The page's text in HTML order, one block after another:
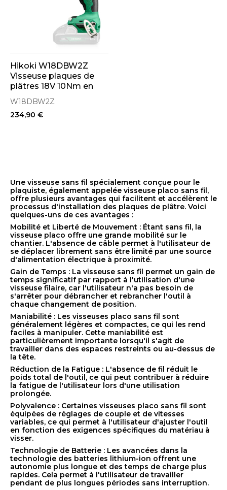
Hikoki W18DBW2Z
Visseuse plaques de
plâtres 18V 10Nm en
coffret HitCase
(Machine seule)
W18DBW2Z
234,90 €
Une visseuse sans fil spécialement conçue pour le
plaquiste, également appelée visseuse placo sans fil,
offre plusieurs avantages qui facilitent et accélèrent le
processus d'installation des plaques de plâtre. Voici
quelques-uns de ces avantages :
Mobilité et Liberté de Mouvement : Étant sans fil, la
visseuse placo offre une grande mobilité sur le
chantier. L'absence de câble permet à l'utilisateur de
se déplacer librement sans être limité par une source
d'alimentation électrique à proximité.
Gain de Temps : La visseuse sans fil permet un gain de
temps significatif par rapport à l'utilisation d'une
visseuse filaire, car l'utilisateur n'a pas besoin de
s'arrêter pour débrancher et rebrancher l'outil à
chaque changement de position.
Maniabilité : Les visseuses placo sans fil sont
généralement légères et compactes, ce qui les rend
faciles à manipuler. Cette maniabilité est
particulièrement importante lorsqu'il s'agit de
travailler dans des espaces restreints ou au-dessus de
la tête.
Réduction de la Fatigue : L'absence de fil réduit le
poids total de l'outil, ce qui peut contribuer à réduire
la fatigue de l'utilisateur lors d'une utilisation
prolongée.
Polyvalence : Certaines visseuses placo sans fil sont
équipées de réglages de couple et de vitesses
variables, ce qui permet à l'utilisateur d'ajuster l'outil
en fonction des exigences spécifiques du matériau à
visser.
Technologie de Batterie : Les avancées dans la
technologie des batteries lithium-ion offrent une
autonomie plus longue et des temps de charge plus
rapides. Cela permet à l'utilisateur de travailler
pendant de plus longues périodes sans interruption.